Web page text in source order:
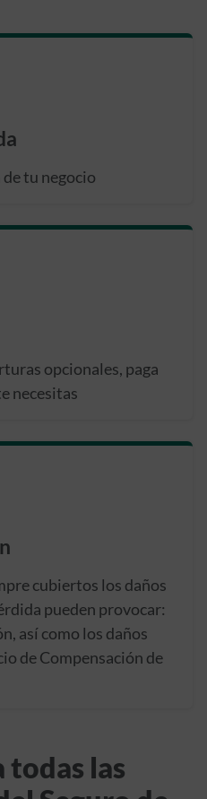
tu negocio
opcionales, paga
necesitas
cubiertos los daños
pueden provocar:
así como los daños
de Compensación de
todas las